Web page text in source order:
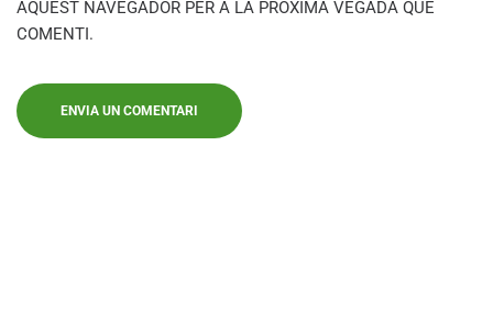
AQUEST NAVEGADOR PER A LA PRÒXIMA VEGADA QUE
COMENTI.